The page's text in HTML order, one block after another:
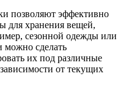
позволяют эффективно
для хранения вещей,
сезонной одежды или
можно сделать
их под различные
от текущих